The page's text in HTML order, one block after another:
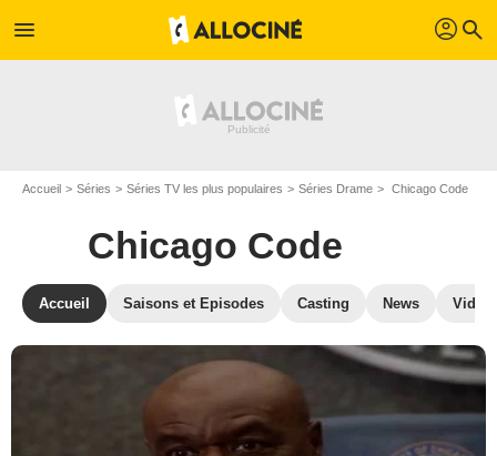
menu profil search
Accueil Séries Séries TV les plus populaires Séries Drame Chicago Code
Chicago Code
Accueil Saisons et Episodes Casting News